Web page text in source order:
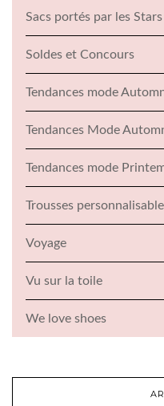
Sacs portés par les Stars
Soldes et Concours
Tendances mode
Tendances Mode
Tendances mode
Trousses
Voyage
Vu sur la toile
We love shoes